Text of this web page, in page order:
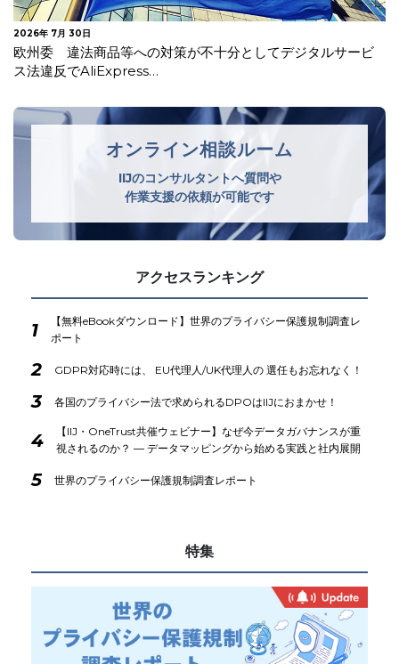
2026年 7月 27日
【更新】EUがAI法一部改正を採択
オンライン相談ルーム
IIJのコンサルタントへ質問や
作業支援の依頼が可能です
アクセスランキング
1
【無料eBookダウンロード】世界のプライバシー保護規制調査レ
ポート
2 GDPR対応時には、 EU代理人/UK代理人の 選任もお忘れなく！
3 各国のプライバシー法で求められるDPOはIIJにおまかせ！
4
【IIJ・OneTrust共催ウェビナー】なぜ今データガバナンスが重
視されるのか？ ― データマッピングから始める実践と社内展開
5 世界のプライバシー保護規制調査レポート
特集